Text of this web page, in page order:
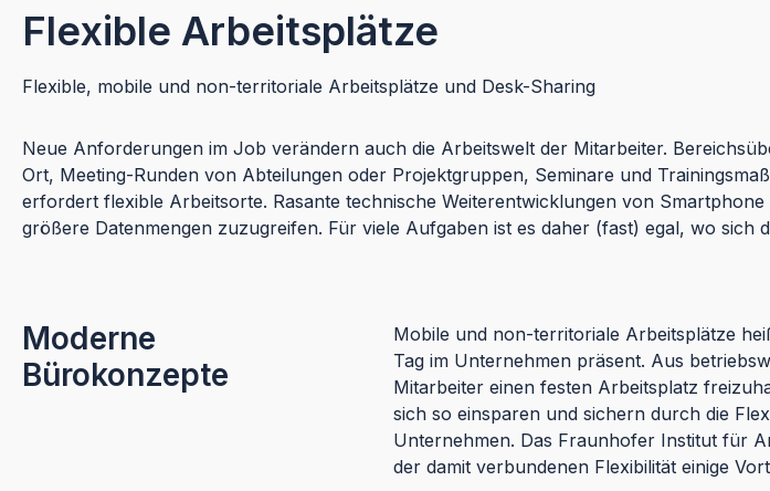
Flexible Arbeitsplätze
Flexible, mobile und non-territoriale Arbeitsplätze und Desk-Sharing
Neue Anforderungen im Job verändern auch die Arbeitswelt der Mitarbeiter.
Ort, Meeting-Runden von Abteilungen oder Projektgruppen, Seminare und
erfordert flexible Arbeitsorte. Rasante technische Weiterentwicklungen von
größere Datenmengen zuzugreifen. Für viele Aufgaben ist es daher (fast) egal, wo sich
Moderne
Bürokonzepte
Mobile und non-territoriale Arbeitsplätze
Tag im Unternehmen präsent. Aus
Mitarbeiter einen festen Arbeitsplatz
sich so einsparen und sichern durch die
Unternehmen. Das Fraunhofer Institut für
der damit verbundenen Flexibilität einige